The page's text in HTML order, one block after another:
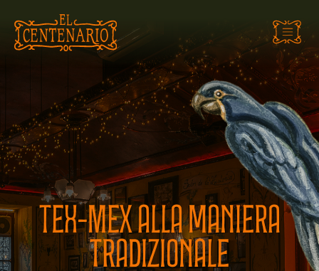
Tex-MEX alla maniera
tradizionale